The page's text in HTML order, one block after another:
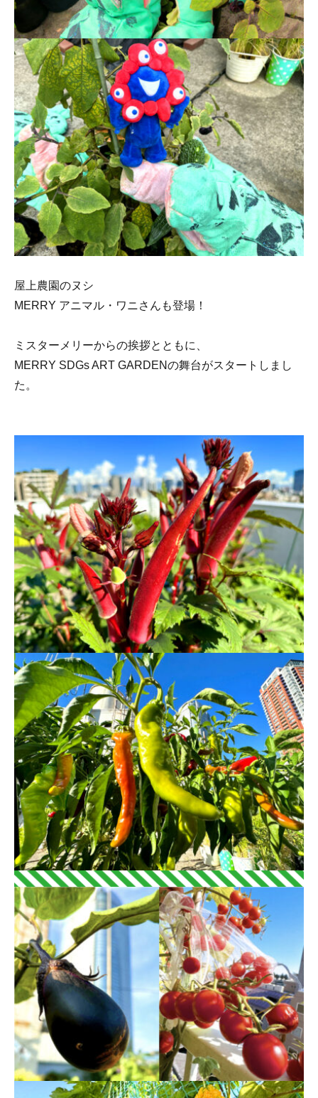
屋上農園のヌシ
MERRY アニマル・ワニさんも登場！
ミスターメリーからの挨拶とともに、
MERRY SDGs ART GARDENの舞台がスタートしまし
た。